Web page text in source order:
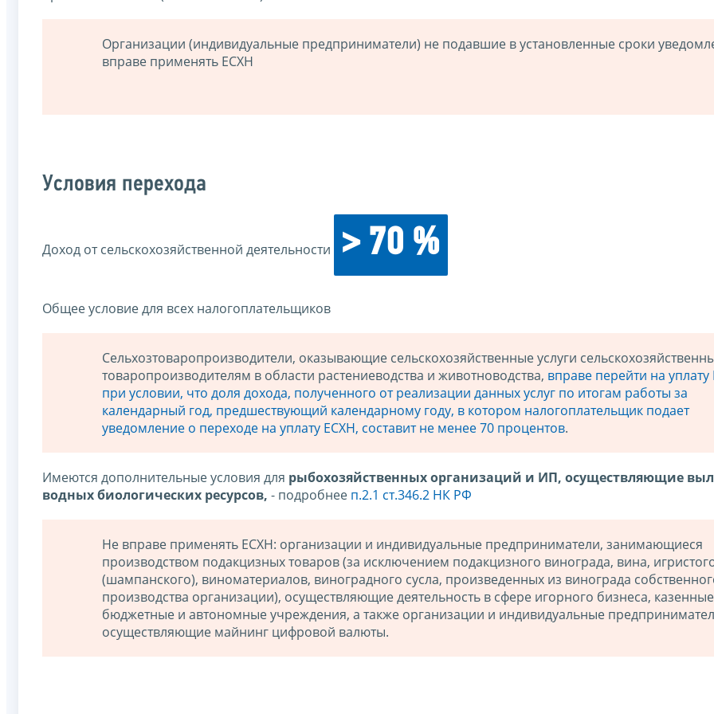
Организации (индивидуальные предприниматели) не подавшие в установленные сроки
вправе применять ЕСХН
Условия перехода
Доход от сельскохозяйственной деятельности > 70 %
Общее условие для всех налогоплательщиков
Сельхозтоваропроизводители, оказывающие сельскохозяйственные услуги
товаропроизводителям в области растениеводства и животноводства, вправе перейти на
при условии, что доля дохода, полученного от реализации данных услуг по итогам работы за
календарный год, предшествующий календарному году, в котором налогоплательщик подает
уведомление о переходе на уплату ЕСХН, составит не менее 70 процентов.
Имеются дополнительные условия для рыбохозяйственных организаций и ИП, осуществляющие
водных биологических ресурсов, - подробнее п.2.1 ст.346.2 НК РФ
Не вправе применять ЕСХН: организации и индивидуальные предприниматели, занимающиеся
производством подакцизных товаров (за исключением подакцизного винограда, вина,
(шампанского), виноматериалов, виноградного сусла, произведенных из винограда
производства организации), осуществляющие деятельность в сфере игорного бизнеса,
бюджетные и автономные учреждения, а также организации и индивидуальные
осуществляющие майнинг цифровой валюты.